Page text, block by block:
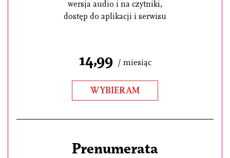
wersja audio i na czytniki,
dostęp do aplikacji i serwisu
14,99 / miesiąc
WYBIERAM
Prenumerata